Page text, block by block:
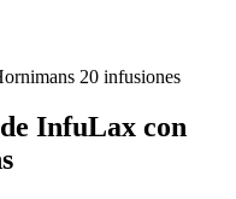
20 infusiones
InfuLax con